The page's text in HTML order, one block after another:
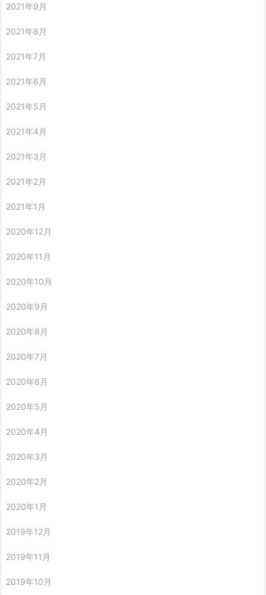
2021年9月
2021年8月
2021年7月
2021年6月
2021年5月
2021年4月
2021年3月
2021年2月
2021年1月
2020年12月
2020年11月
2020年10月
2020年9月
2020年8月
2020年7月
2020年6月
2020年5月
2020年4月
2020年3月
2020年2月
2020年1月
2019年12月
2019年11月
2019年10月